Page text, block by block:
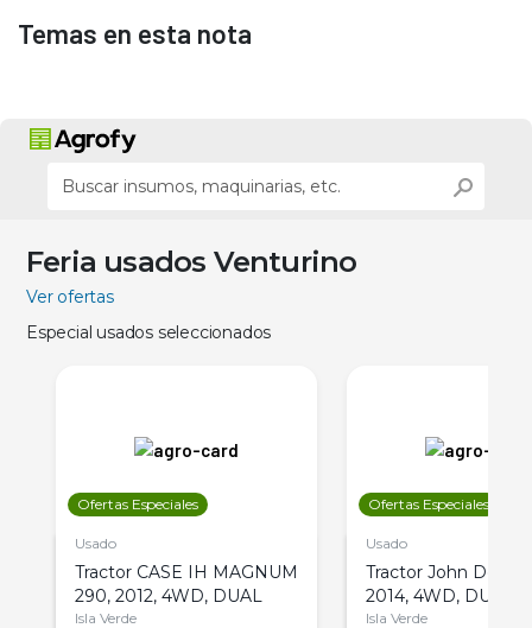
Temas en esta nota
Feria usados Venturino
Ver ofertas
Especial usados seleccionados
Ofertas Especiales
Usado
Tractor CASE IH MAGNUM
290, 2012, 4WD, DUAL
Isla Verde
Ofertas Especiales
Usado
Tractor John Deere
2014, 4WD, DUAL
Isla Verde